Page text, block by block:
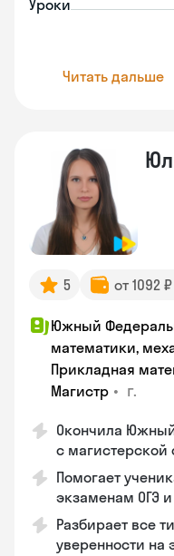
Уроки
Читать дальше
5 от 1092
Южный
математики,
Прикладная
Магистр • г.
Окончила
с магистерской
Помогает
экзаменам ОГЭ
Разбирает все
уверенности на